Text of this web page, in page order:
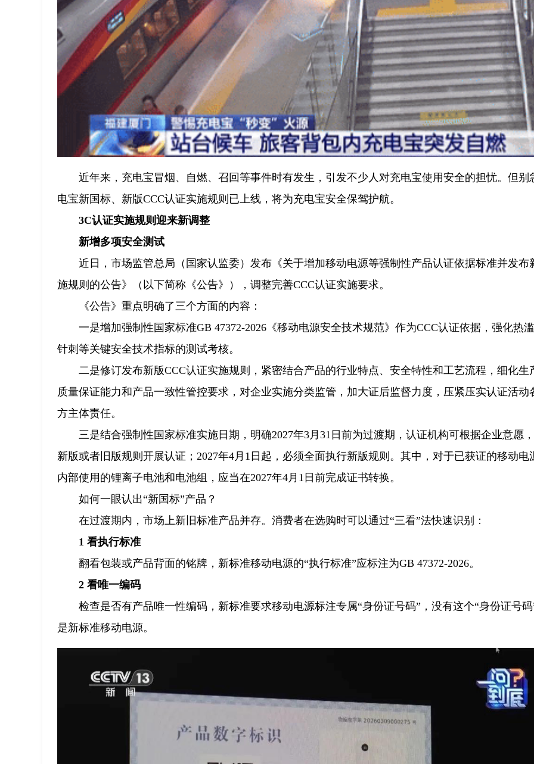
近年来，充电宝冒烟、自燃、召回等事件时有发生，引发不少人对充电宝使用安全的担忧。但别
电宝新国标、新版CCC认证实施规则已上线，将为充电宝安全保驾护航。
3C认证实施规则迎来新调整
新增多项安全测试
近日，市场监管总局（国家认监委）发布《关于增加移动电源等强制性产品认证依据标准并发布
施规则的公告》（以下简称《公告》），调整完善CCC认证实施要求。
《公告》重点明确了三个方面的内容：
一是增加强制性国家标准GB 47372-2026《移动电源安全技术规范》作为CCC认证依据，强化热
针刺等关键安全技术指标的测试考核。
二是修订发布新版CCC认证实施规则，紧密结合产品的行业特点、安全特性和工艺流程，细化生
质量保证能力和产品一致性管控要求，对企业实施分类监管，加大证后监督力度，压紧压实认证活动
方主体责任。
三是结合强制性国家标准实施日期，明确2027年3月31日前为过渡期，认证机构可根据企业意愿
新版或者旧版规则开展认证；2027年4月1日起，必须全面执行新版规则。其中，对于已获证的移动电
内部使用的锂离子电池和电池组，应当在2027年4月1日前完成证书转换。
如何一眼认出“新国标”产品？
在过渡期内，市场上新旧标准产品并存。消费者在选购时可以通过“三看”法快速识别：
1 看执行标准
翻看包装或产品背面的铭牌，新标准移动电源的“执行标准”应标注为GB 47372-2026。
2 看唯一编码
检查是否有产品唯一性编码，新标准要求移动电源标注专属“身份证号码”，没有这个“身份证号
是新标准移动电源。